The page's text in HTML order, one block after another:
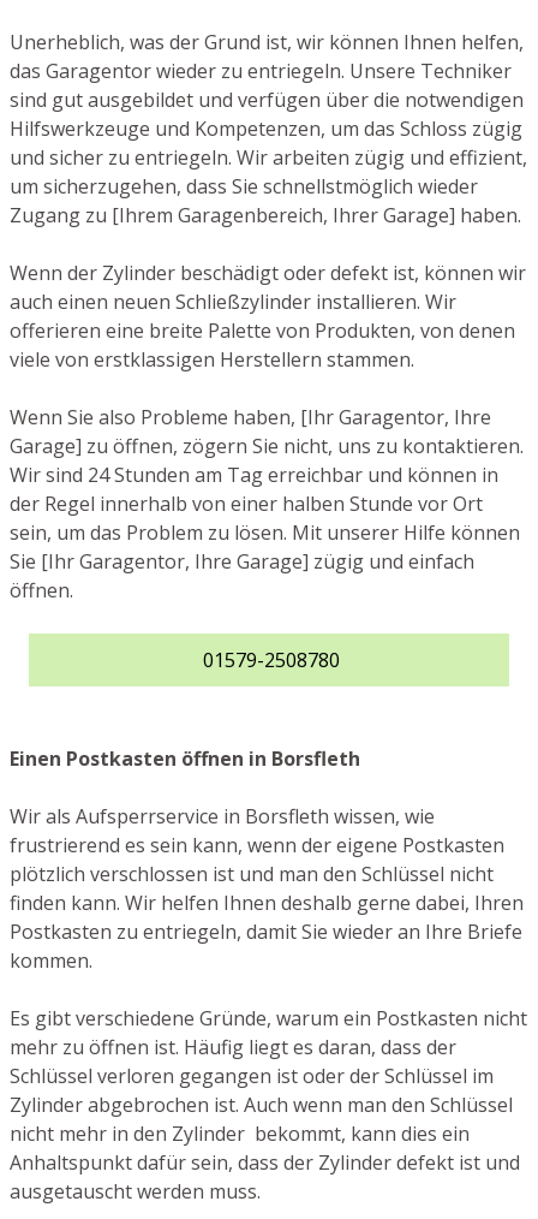
Unerheblich, was der Grund ist, wir können Ihnen helfen,
das Garagentor wieder zu entriegeln. Unsere Techniker
sind gut ausgebildet und verfügen über die notwendigen
Hilfswerkzeuge und Kompetenzen, um das Schloss zügig
und sicher zu entriegeln. Wir arbeiten zügig und effizient,
um sicherzugehen, dass Sie schnellstmöglich wieder
Zugang zu [Ihrem Garagenbereich, Ihrer Garage] haben.
Wenn der Zylinder beschädigt oder defekt ist, können wir
auch einen neuen Schließzylinder installieren. Wir
offerieren eine breite Palette von Produkten, von denen
viele von erstklassigen Herstellern stammen.
Wenn Sie also Probleme haben, [Ihr Garagentor, Ihre
Garage] zu öffnen, zögern Sie nicht, uns zu kontaktieren.
Wir sind 24 Stunden am Tag erreichbar und können in
der Regel innerhalb von einer halben Stunde vor Ort
sein, um das Problem zu lösen. Mit unserer Hilfe können
Sie [Ihr Garagentor, Ihre Garage] zügig und einfach
öffnen.
01579-2508780
Einen Postkasten öffnen in Borsfleth
Wir als Aufsperrservice in Borsfleth wissen, wie
frustrierend es sein kann, wenn der eigene Postkasten
plötzlich verschlossen ist und man den Schlüssel nicht
finden kann. Wir helfen Ihnen deshalb gerne dabei, Ihren
Postkasten zu entriegeln, damit Sie wieder an Ihre Briefe
kommen.
Es gibt verschiedene Gründe, warum ein Postkasten nicht
mehr zu öffnen ist. Häufig liegt es daran, dass der
Schlüssel verloren gegangen ist oder der Schlüssel im
Zylinder abgebrochen ist. Auch wenn man den Schlüssel
nicht mehr in den Zylinder bekommt, kann dies ein
Anhaltspunkt dafür sein, dass der Zylinder defekt ist und
ausgetauscht werden muss.